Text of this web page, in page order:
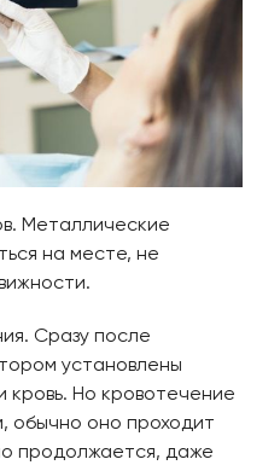
Металлические
на месте, не
Сразу после
установлены
кровь. Но кровотечение
обычно оно проходит
продолжается, даже